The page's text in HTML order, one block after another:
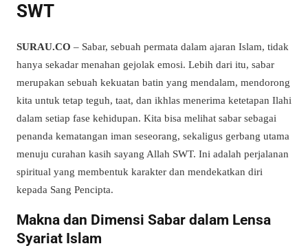
SWT
SURAU.CO – Sabar, sebuah permata dalam ajaran Islam, tidak
hanya sekadar menahan gejolak emosi. Lebih dari itu, sabar
merupakan sebuah kekuatan batin yang mendalam, mendorong
kita untuk tetap teguh, taat, dan ikhlas menerima ketetapan Ilahi
dalam setiap fase kehidupan. Kita bisa melihat sabar sebagai
penanda kematangan iman seseorang, sekaligus gerbang utama
menuju curahan kasih sayang Allah SWT. Ini adalah perjalanan
spiritual yang membentuk karakter dan mendekatkan diri
kepada Sang Pencipta.
Makna dan Dimensi Sabar dalam Lensa
Syariat Islam